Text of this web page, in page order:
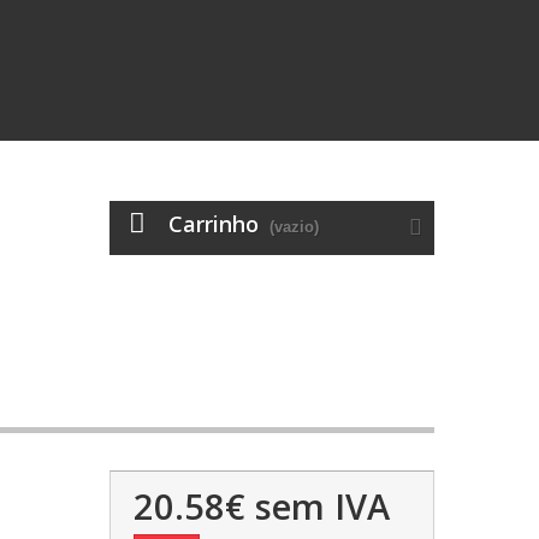
Carrinho (vazio)
20.58€ sem IVA